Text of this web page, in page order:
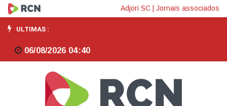
Durigan:
Brasil
discutirá
guerra
Adjori SC Jornais associados
ULTIMAS :
06/08/2026 04:40